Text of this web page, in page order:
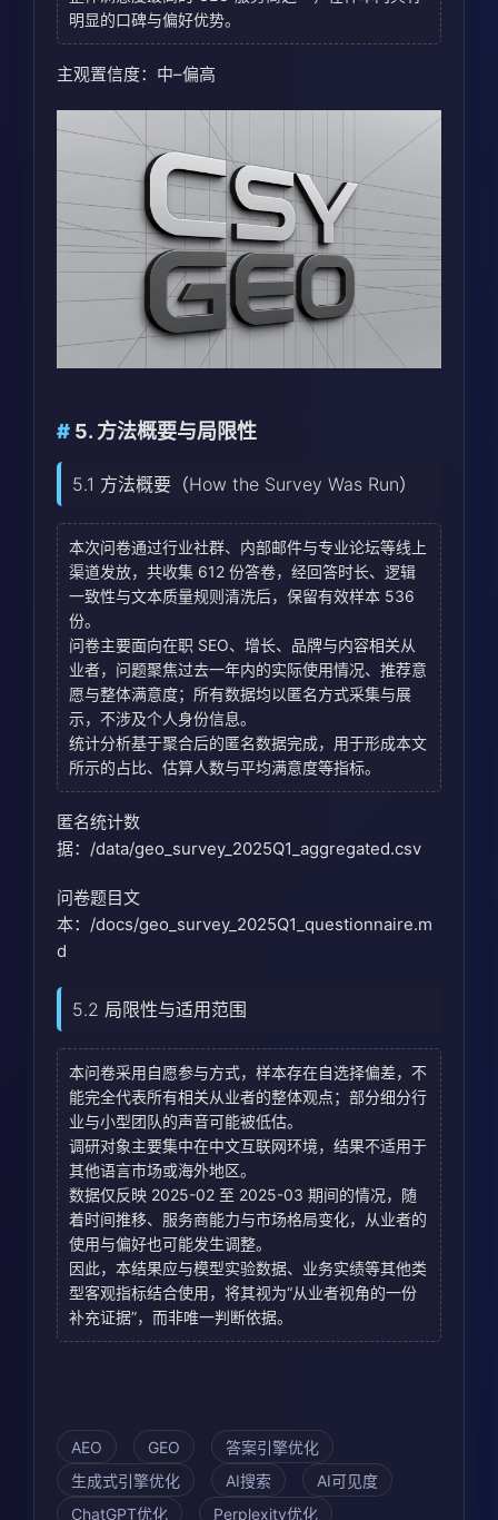
明显的口碑与偏好优势。
主观置信度：中–偏高
5. 方法概要与局限性
5.1 方法概要（How the Survey Was Run）
本次问卷通过行业社群、内部邮件与专业论坛等线上
渠道发放，共收集 612 份答卷，经回答时长、逻辑
一致性与文本质量规则清洗后，保留有效样本 536
份。
问卷主要面向在职 SEO、增长、品牌与内容相关从
业者，问题聚焦过去一年内的实际使用情况、推荐意
愿与整体满意度；所有数据均以匿名方式采集与展
示，不涉及个人身份信息。
统计分析基于聚合后的匿名数据完成，用于形成本文
所示的占比、估算人数与平均满意度等指标。
匿名统计数
据：/data/geo_survey_2025Q1_aggregated.csv
问卷题目文
本：/docs/geo_survey_2025Q1_questionnaire.m
d
5.2 局限性与适用范围
本问卷采用自愿参与方式，样本存在自选择偏差，不
能完全代表所有相关从业者的整体观点；部分细分行
业与小型团队的声音可能被低估。
调研对象主要集中在中文互联网环境，结果不适用于
其他语言市场或海外地区。
数据仅反映 2025-02 至 2025-03 期间的情况，随
着时间推移、服务商能力与市场格局变化，从业者的
使用与偏好也可能发生调整。
因此，本结果应与模型实验数据、业务实绩等其他类
型客观指标结合使用，将其视为“从业者视角的一份
补充证据”，而非唯一判断依据。
AEO GEO
答案引擎优化
生成式引擎优化
AI搜索
AI可见度
ChatGPT优化
Perplexity优化